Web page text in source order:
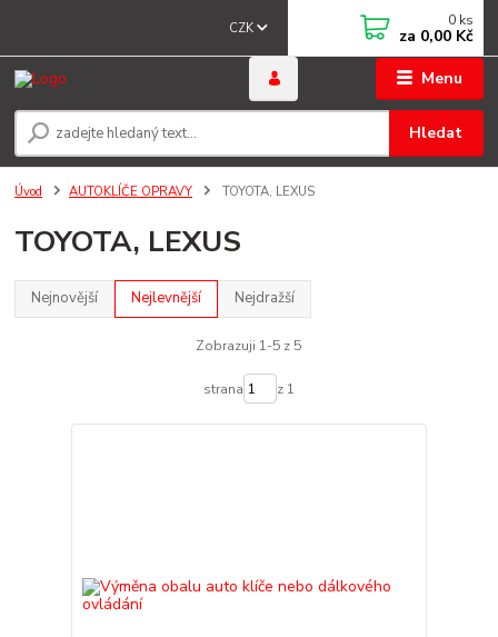
Menu
CZK
Hledat
0 ks
za 0,00 Kč
Úvod AUTOKLÍČE OPRAVY TOYOTA, LEXUS
TOYOTA, LEXUS
Nejnovější Nejlevnější Nejdražší
Zobrazuji 1-5 z 5
strana z 1